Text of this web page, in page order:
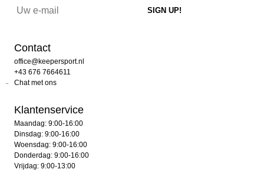
Contact
office@keepersport.nl
+43 676 7664611
Chat met ons
Klantenservice
Maandag: 9:00-16:00
Dinsdag: 9:00-16:00
Woensdag: 9:00-16:00
Donderdag: 9:00-16:00
Vrijdag: 9:00-13:00